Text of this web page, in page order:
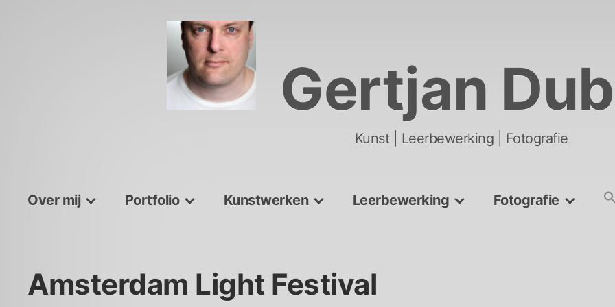
Gertjan
Kunst | Leerbewerking | Fotografie
Over mij Portfolio Kunstwerken Leerbewerking Fotografie
Amsterdam Light Festival